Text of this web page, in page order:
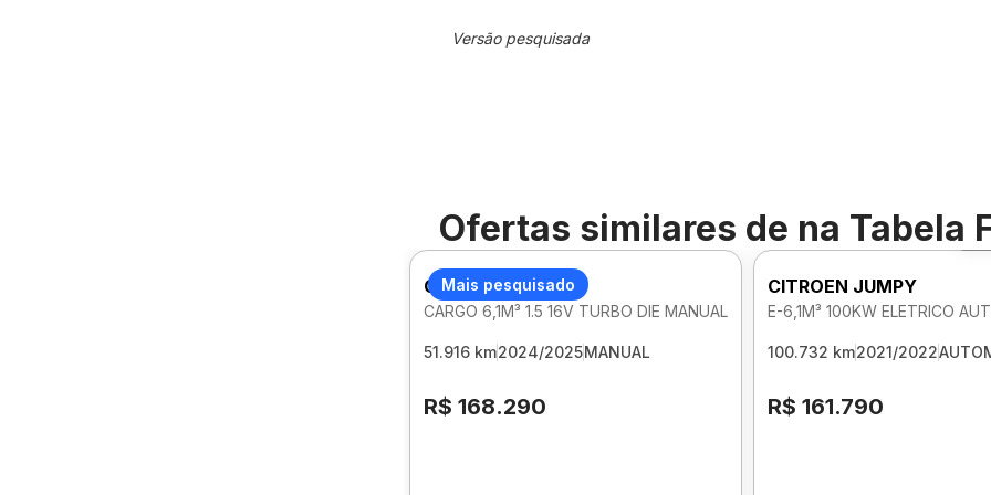
Versão pesquisada
Ofertas similares de na Tabela
Mais pesquisado
CITROEN JUMPY
CARGO 6,1M³ 1.5 16V TURBO DIE MANUAL
51.916 km2024/2025MANUAL
R$ 168.290
CITROEN JUMPY
E-6,1M³ 100KW ELETRICO
100.732 km2021/2022
R$ 161.790